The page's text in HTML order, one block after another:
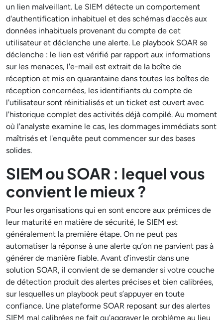
un lien malveillant. Le SIEM détecte un comportement
d'authentification inhabituel et des schémas d'accès aux
données inhabituels provenant du compte de cet
utilisateur et déclenche une alerte. Le playbook SOAR se
déclenche : le lien est vérifié par rapport aux informations
sur les menaces, l'e-mail est extrait de la boîte de
réception et mis en quarantaine dans toutes les boîtes de
réception concernées, les identifiants du compte de
l'utilisateur sont réinitialisés et un ticket est ouvert avec
l'historique complet des activités déjà compilé. Au moment
où l'analyste examine le cas, les dommages immédiats sont
maîtrisés et l'enquête peut commencer sur des bases
solides.
SIEM ou SOAR : lequel vous
convient le mieux ?
Pour les organisations qui en sont encore aux prémices de
leur maturité en matière de sécurité, le SIEM est
généralement la première étape. On ne peut pas
automatiser la réponse à une alerte qu’on ne parvient pas à
générer de manière fiable. Avant d’investir dans une
solution SOAR, il convient de se demander si votre couche
de détection produit des alertes précises et bien calibrées,
sur lesquelles un playbook peut s’appuyer en toute
confiance. Une plateforme SOAR reposant sur des alertes
SIEM mal calibrées ne fait qu’aggraver le problème au lieu